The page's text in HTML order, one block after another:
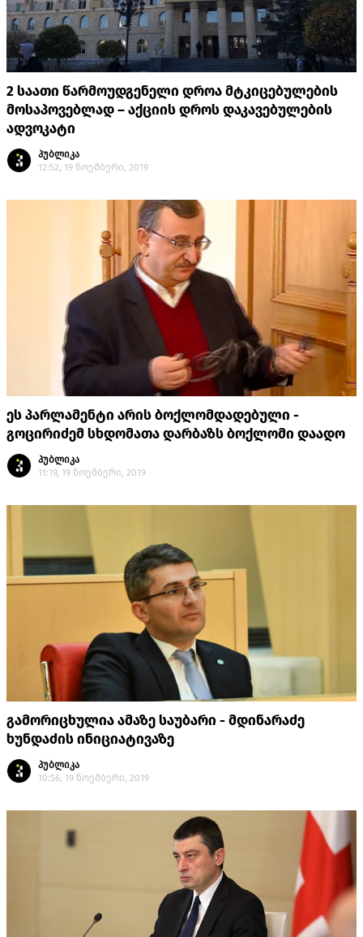
2 საათი წარმოუდგენელი დროა მტკიცებულების
მოსაპოვებლად – აქციის დროს დაკავებულების
ადვოკატი
პუბლიკა
12:52, 19 ნოემბერი, 2019
ეს პარლამენტი არის ბოქლომდადებული -
გოცირიძემ სხდომათა დარბაზს ბოქლომი დაადო
პუბლიკა
11:19, 19 ნოემბერი, 2019
გამორიცხულია ამაზე საუბარი - მდინარაძე
ხუნდაძის ინიციატივაზე
პუბლიკა
10:56, 19 ნოემბერი, 2019